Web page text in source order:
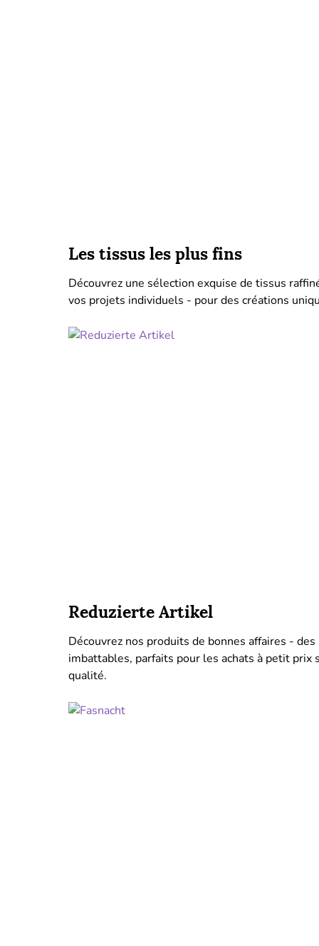
Les tissus les plus fins
Découvrez une sélection exquise de tissus
vos projets individuels - pour des créations
Reduzierte Artikel
Découvrez nos produits de bonnes affaires -
imbattables, parfaits pour les achats à petit prix
qualité.